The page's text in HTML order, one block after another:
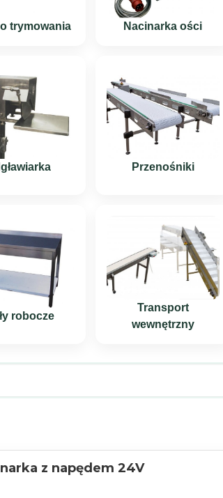
trymowania Nacinarka ości
Przenośniki
robocze
Transport
wewnętrzny
z napędem 24V